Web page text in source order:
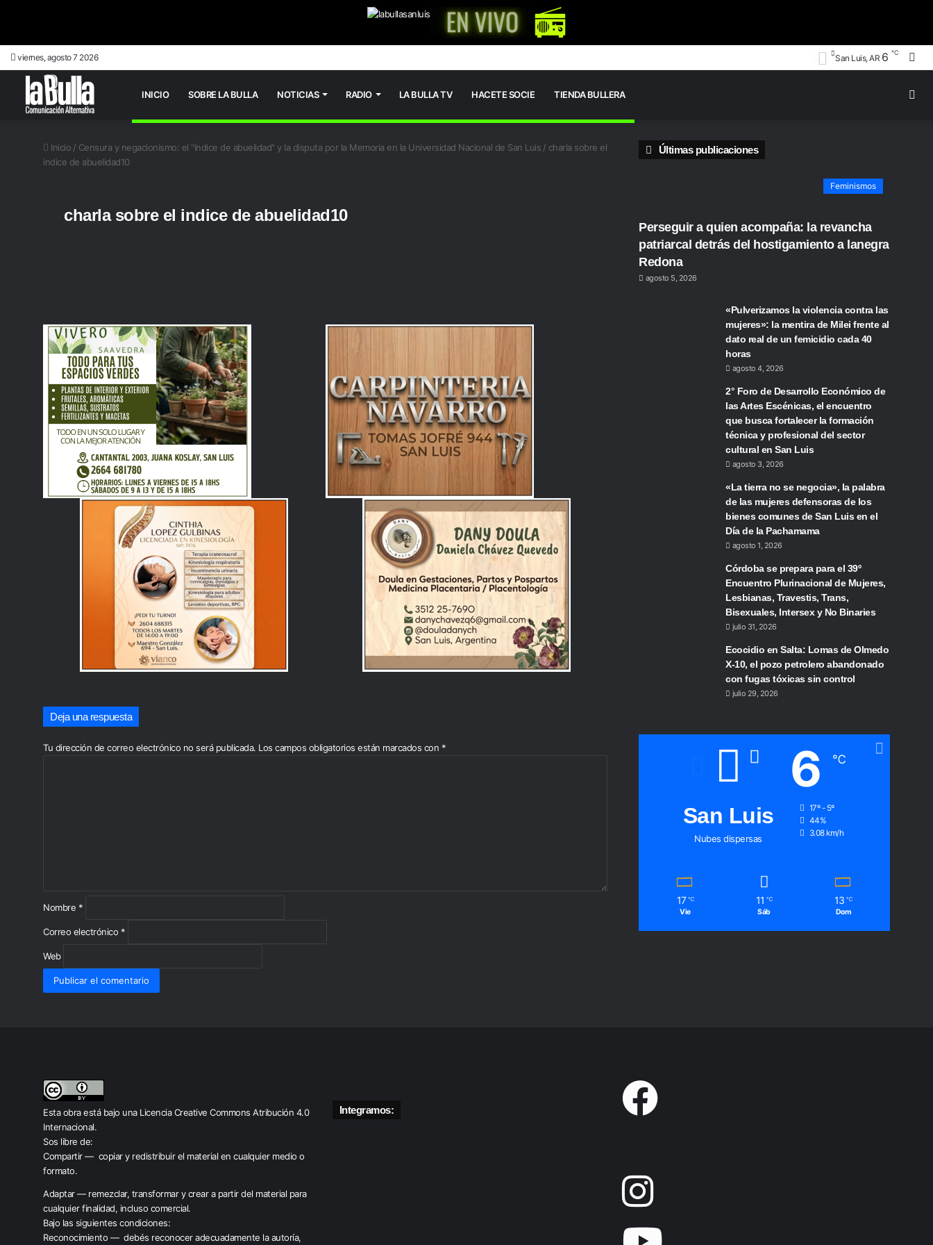
viernes, agosto 7 2026 San Luis, AR 6 ℃
INICIO SOBRE LA BULLA NOTICIAS RADIO LA BULLA TV HACETE SOCIE TIENDA BULLERA
Inicio / Censura y negacionismo: el "índice de abuelidad" y la disputa por la Memoria en la Universidad Nacional de San Luis / charla sobre el
indice de abuelidad10
charla sobre el indice de abuelidad10
Deja una respuesta
Tu dirección de correo electrónico no será publicada. Los campos obligatorios están marcados con *
*
Nombre *
Correo electrónico *
Web
Últimas publicaciones
Feminismos
Perseguir a quien acompaña: la revancha
patriarcal detrás del hostigamiento a lanegra
Redona
agosto 5, 2026
«Pulverizamos la violencia contra las
mujeres»: la mentira de Milei frente al
dato real de un femicidio cada 40
horas
agosto 4, 2026
2° Foro de Desarrollo Económico de
las Artes Escénicas, el encuentro
que busca fortalecer la formación
técnica y profesional del sector
cultural en San Luis
agosto 3, 2026
«La tierra no se negocia», la palabra
de las mujeres defensoras de los
bienes comunes de San Luis en el
Día de la Pachamama
agosto 1, 2026
Córdoba se prepara para el 39º
Encuentro Plurinacional de Mujeres,
Lesbianas, Travestis, Trans,
Bisexuales, Intersex y No Binaries
julio 31, 2026
Ecocidio en Salta: Lomas de Olmedo
X-10, el pozo petrolero abandonado
con fugas tóxicas sin control
julio 29, 2026
San Luis
Nubes dispersas
6 ℃
17º - 5º
44%
3.08 km/h
17 ℃
Vie
11 ℃
Sáb
13 ℃
Dom
Esta obra está bajo una Licencia Creative Commons Atribución 4.0
Internacional.
Sos libre de:
Compartir — copiar y redistribuir el material en cualquier medio o
formato.
Adaptar — remezclar, transformar y crear a partir del material para
cualquier finalidad, incluso comercial.
Bajo las siguientes condiciones:
Reconocimiento — debés reconocer adecuadamente la autoría,
Integramos: